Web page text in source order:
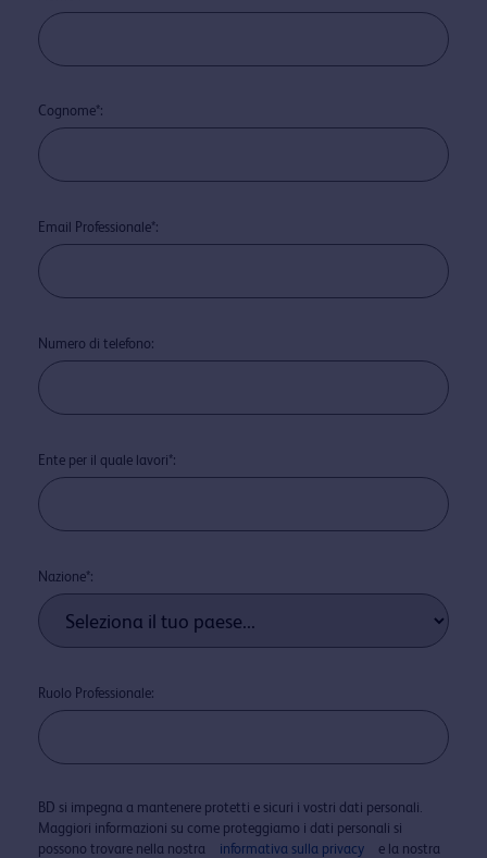
Cognome*:
Email Professionale*:
Numero di telefono:
Ente per il quale lavori*:
Nazione*:
Ruolo Professionale:
BD si impegna a mantenere protetti e sicuri i vostri dati personali.
Maggiori informazioni su come proteggiamo i dati personali si
possono trovare nella nostra
informativa sulla privacy
e la nostra